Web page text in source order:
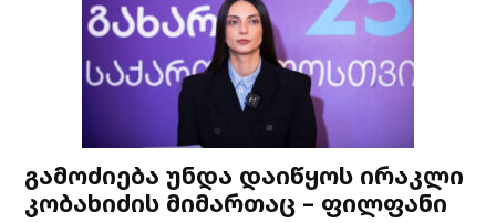
გამოძიება უნდა დაიწყოს ირაკლი
კობახიძის მიმართაც – ფილფანი